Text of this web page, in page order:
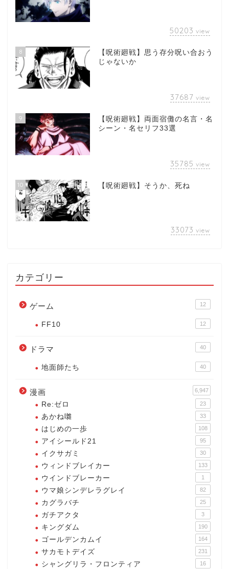
50203 view
8
【呪術廻戦】思う存分呪い合おう
じゃないか
37687 view
9
【呪術廻戦】両面宿儺の名言・名
シーン・名セリフ33選
35785 view
10 【呪術廻戦】そうか、死ね
33073 view
カテゴリー
ゲーム 12
FF10 12
ドラマ 40
地面師たち 40
漫画 6,947
Re:ゼロ 23
あかね囃 33
はじめの一歩 108
アイシールド21 95
イクサガミ 30
ウィンドブレイカー 133
ウインドブレーカー 1
ウマ娘シンデレラグレイ 82
カグラバチ 25
ガチアクタ 3
キングダム 190
ゴールデンカムイ 164
サカモトデイズ 231
シャングリラ・フロンティア 16